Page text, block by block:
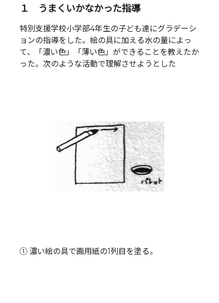
１ うまくいかなかった指導
特別支援学校小学部4年生の子ども達にグラデーシ
ョンの指導をした。絵の具に加える水の量によっ
て、「濃い色」「薄い色」ができることを教えたか
った。次のような活動で理解させようとした
① 濃い絵の具で画用紙の1列目を塗る。